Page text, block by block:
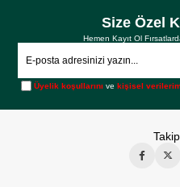
Size Özel
Hemen Kayıt Ol
Üyelik koşullarını vekişisel